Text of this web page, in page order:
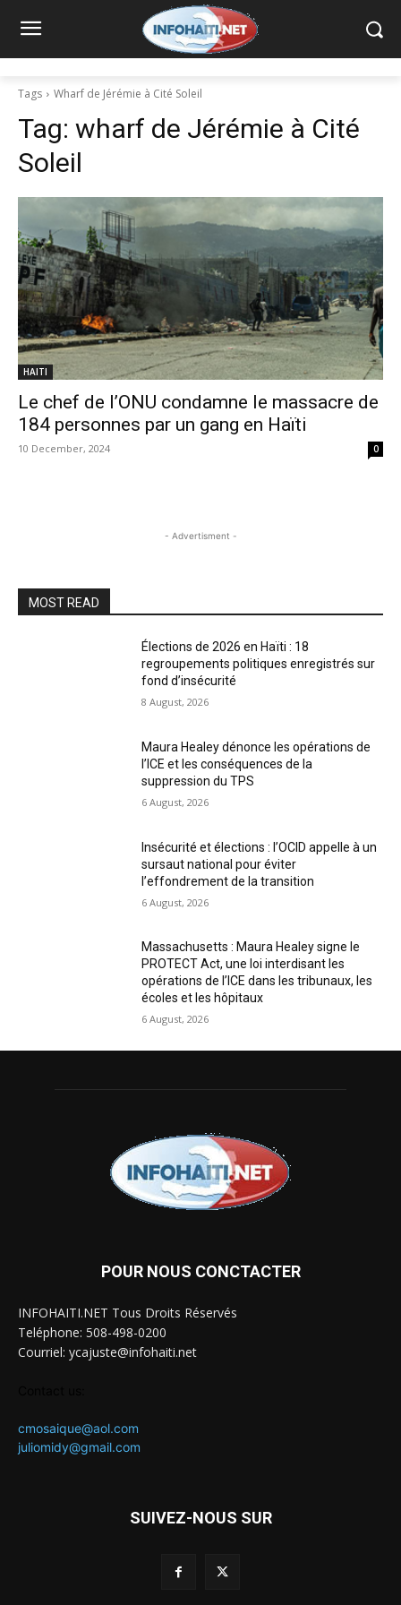
Tags Wharf de Jérémie à Cité Soleil
Tag: wharf de Jérémie à Cité
Soleil
HAITI
Le chef de l’ONU condamne le massacre de
184 personnes par un gang en Haïti
10 December, 2024 0
- Advertisment -
MOST READ
Élections de 2026 en Haïti : 18
regroupements politiques enregistrés sur
fond d’insécurité
8 August, 2026
Maura Healey dénonce les opérations de
l’ICE et les conséquences de la
suppression du TPS
6 August, 2026
Insécurité et élections : l’OCID appelle à un
sursaut national pour éviter
l’effondrement de la transition
6 August, 2026
Massachusetts : Maura Healey signe le
PROTECT Act, une loi interdisant les
opérations de l’ICE dans les tribunaux, les
écoles et les hôpitaux
6 August, 2026
POUR NOUS CONCTACTER
INFOHAITI.NET Tous Droits Réservés
Teléphone: 508-498-0200
Courriel: ycajuste@infohaiti.net
cmosaique@aol.com
juliomidy@gmail.com
SUIVEZ-NOUS SUR